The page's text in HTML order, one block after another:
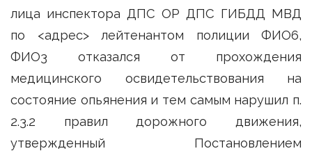
лица инспектора ДПС ОР ДПС ГИБДД МВД
по <адрес> лейтенантом полиции ФИО6,
ФИО3 отказался от прохождения
медицинского освидетельствования на
состояние опьянения и тем самым нарушил п.
2.3.2 правил дорожного движения,
утвержденный Постановлением